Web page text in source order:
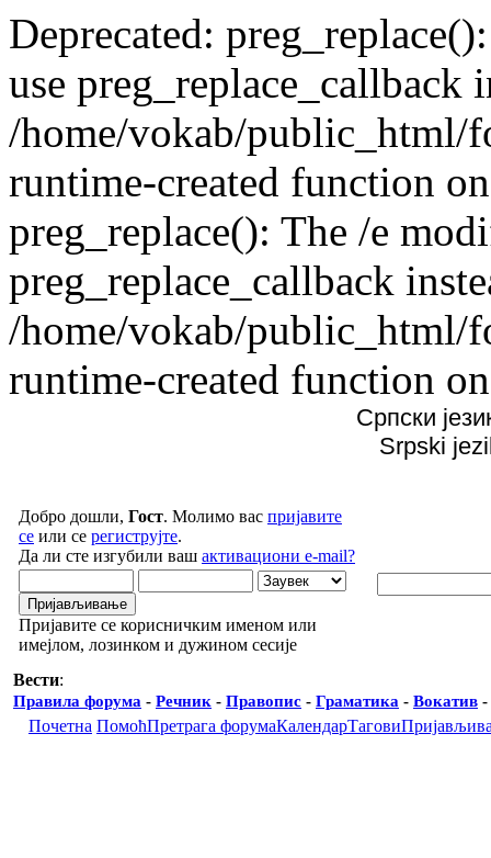
Deprecated:
use preg_replace_callback
/home/vokab/public_html/
runtime-created function
preg_replace(): The /e
preg_replace_callback
/home/vokab/public_html/
runtime-created function
Српски
Srpski
Добро дошли, Гост. Молимо вас пријавите
се или се региструјте.
Да ли сте изгубили ваш активациони e-mail?
Пријавите се корисничким именом или
имејлом, лозинком и дужином сесије
Вести:
Правила форума - Речник - Правопис - Граматика - Вокатив -
Почетна ПомоћПретрага форумаКалендарТагови